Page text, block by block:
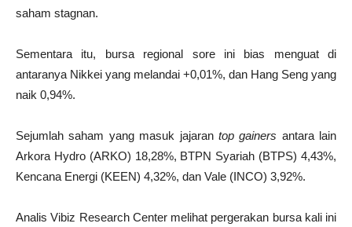
saham stagnan.
Sementara itu, bursa regional sore ini bias menguat di
antaranya Nikkei yang melandai +0,01%, dan Hang Seng yang
naik 0,94%.
Sejumlah saham yang masuk jajaran top gainers antara lain
Arkora Hydro (ARKO) 18,28%, BTPN Syariah (BTPS) 4,43%,
Kencana Energi (KEEN) 4,32%, dan Vale (INCO) 3,92%.
Analis Vibiz Research Center melihat pergerakan bursa kali ini